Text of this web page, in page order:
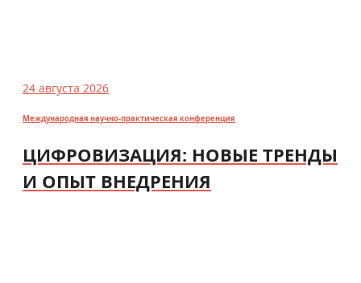
24 августа 2026
Международная научно-практическая конференция
ЦИФРОВИЗАЦИЯ: НОВЫЕ ТРЕНДЫ
И ОПЫТ ВНЕДРЕНИЯ